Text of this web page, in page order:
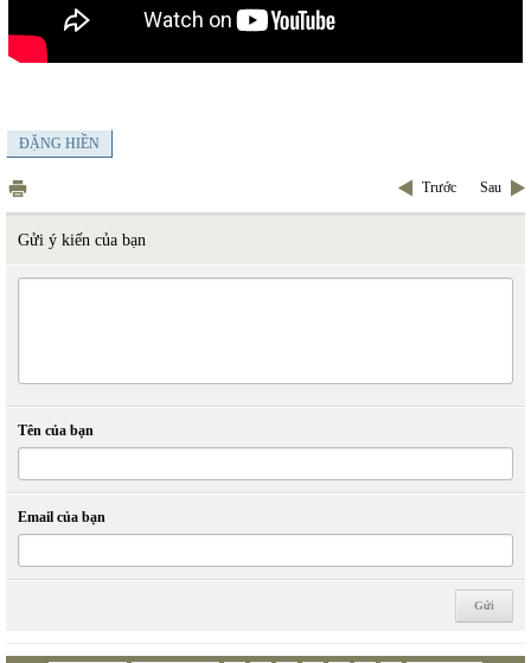
ĐẶNG HIỀN
Trước Sau
Gửi ý kiến của bạn
Tên của bạn
Email của bạn